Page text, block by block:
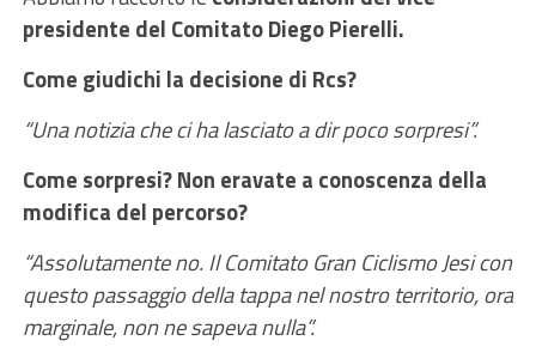
presidente del Comitato Diego Pierelli.
Come giudichi la decisione di Rcs?
“Una notizia che ci ha lasciato a dir poco sorpresi”.
Come sorpresi? Non eravate a conoscenza della
modifica del percorso?
“Assolutamente no. Il Comitato Gran Ciclismo Jesi con
questo passaggio della tappa nel nostro territorio, ora
marginale, non ne sapeva nulla”.